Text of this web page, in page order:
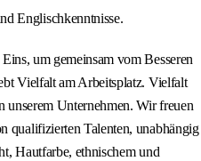
Englischkenntnisse.
um gemeinsam vom Besseren
Vielfalt am Arbeitsplatz. Vielfalt
Unternehmen. Wir freuen
qualifizierten Talenten, unabhängig
Hautfarbe, ethnischem und